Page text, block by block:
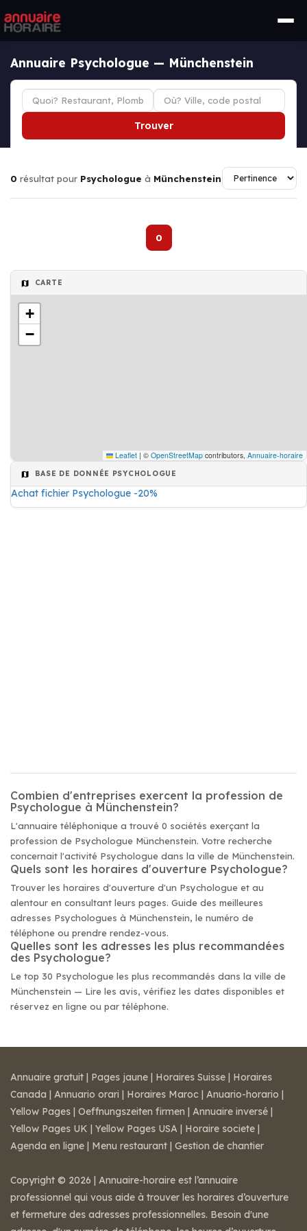
Annuaire Psychologue — Münchenstein
Trouver
0 résultat pour Psychologue à Münchenstein
0
CARTE
+
−
Leaflet | © OpenStreetMap contributors, Annuaire-horaire
BASE DE DONNÉE PSYCHOLOGUE
Achat fichier Psychologue -20%
Combien d'entreprises exercent la profession de
Psychologue à Münchenstein?
L'annuaire téléphonique a trouvé 0 sociétés exerçant la
profession de Psychologue Münchenstein. Votre recherche
concernait l'activité Psychologue dans la ville de Münchenstein.
Quels sont les horaires d'ouverture Psychologue?
Trouver les horaires d'ouverture d'un Psychologue et au
alentour en consultant leurs pages. Guide des meilleures
adresses Psychologues à Münchenstein, le numéro de
téléphone ou prendre rendez-vous.
Quelles sont les adresses les plus recommandées
des Psychologue?
Le top 30 Psychologue les plus recommandés dans la ville de
Münchenstein — Lire les avis, vérifiez les dates disponibles et
réservez en ligne ou par téléphone.
Annuaire gratuit | Pages jaune | Horaires Suisse | Horaires
Canada | Annuario orari | Horaires Maroc | Anuario-horario |
Yellow Pages | Oeffnungszeiten firmen | Annuaire inversé |
Yellow Pages UK | Yellow Pages USA | Horaire societe |
Agenda en ligne | Menu restaurant | Gestion de chantier
Copyright © 2026 | Annuaire-horaire est l’annuaire
professionnel qui vous aide à trouver les horaires d’ouverture
et fermeture des adresses professionnelles. Besoin d'une